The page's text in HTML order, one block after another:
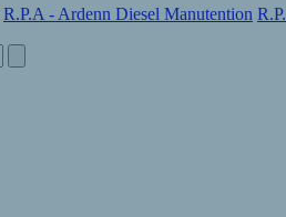
R.P.A - Ardenn Diesel Manutention